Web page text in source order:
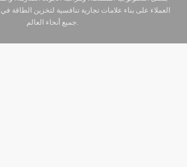
جميع أنحاء العالم.